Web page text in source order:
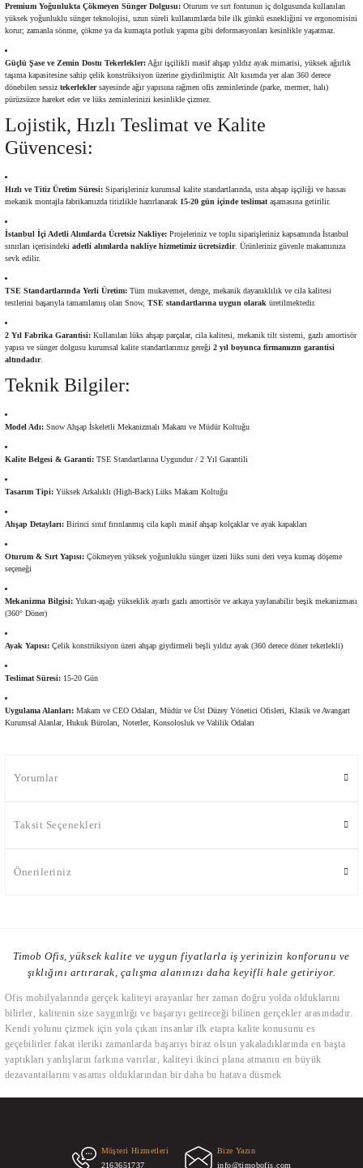
Premium Yoğunlukta Çökmeyen Sünger Dolgusu: Oturum ve sırt fontunun iç dolgusunda kullanılan
yüksek yoğunluklu sünger teknolojisi, uzun süreli kullanımlarda bile ilk günkü esnekliğini ve ergonomisini
korur; zamanla sönme, çökme ya da kumaşta potluk yapma gibi deformasyonları kesinlikle yaşatmaz.
Güçlü Şase ve Zemin Dostu Tekerlekler: Ağır işçilikli masif ahşap yıldız ayak mimarisi, yüksek ağırlık
taşıma kapasitesine sahip çelik konstrüksiyon üzerine giydirilmiştir. Alt kısımda yer alan 360 derece
dönebilen sessiz tekerleklersayesinde ağır yapısına rağmen ofis zeminlerinde (parke, mermer, halı)
pürüzsüzce hareket eder ve lüks zeminlerinizi kesinlikle çizmez.
Lojistik, Hızlı Teslimat ve Kalite
Güvencesi:
Hızlı ve Titiz Üretim Süresi: Siparişleriniz kurumsal kalite standartlarında, usta ahşap işçiliği ve hassas
mekanik montajla fabrikamızda titizlikle hazırlanarak 15-20 gün içinde teslimat aşamasına getirilir.
İstanbul İçi Adetli Alımlarda Ücretsiz Nakliye: Projeleriniz ve toplu siparişleriniz kapsamında İstanbul
sınırları içerisindeki adetli alımlarda nakliye hizmetimiz ücretsizdir. Ürünleriniz güvenle makamınıza
sevk edilir.
TSE Standartlarında Yerli Üretim: Tüm mukavemet, denge, mekanik dayanıklılık ve cila kalitesi
testlerini başarıyla tamamlamış olan Snow, TSE standartlarına uygun olarak üretilmektedir.
2 Yıl Fabrika Garantisi: Kullanılan lüks ahşap parçalar, cila kalitesi, mekanik tilt sistemi, gazlı amortisör
yapısı ve sünger dolgusu kurumsal kalite standartlarımız gereği 2 yıl boyunca firmamızın garantisi
altındadır.
Teknik Bilgiler:
Model Adı: Snow Ahşap İskeletli Mekanizmalı Makam ve Müdür Koltuğu
Kalite Belgesi & Garanti: TSE Standartlarına Uygundur / 2 Yıl Garantili
Tasarım Tipi: Yüksek Arkalıklı (High-Back) Lüks Makam Koltuğu
Ahşap Detayları: Birinci sınıf fırınlanmış cila kaplı masif ahşap kolçaklar ve ayak kapakları
Oturum & Sırt Yapısı: Çökmeyen yüksek yoğunluklu sünger üzeri lüks suni deri veya kumaş döşeme
seçeneği
Mekanizma Bilgisi: Yukarı-aşağı yükseklik ayarlı gazlı amortisör ve arkaya yaylanabilir beşik mekanizması
(360° Döner)
Ayak Yapısı: Çelik konstrüksiyon üzeri ahşap giydirmeli beşli yıldız ayak (360 derece döner tekerlekli)
Teslimat Süresi: 15-20 Gün
Uygulama Alanları: Makam ve CEO Odaları, Müdür ve Üst Düzey Yönetici Ofisleri, Klasik ve Avangart
Kurumsal Alanlar, Hukuk Büroları, Noterler, Konsolosluk ve Valilik Odaları
Yorumlar
Taksit Seçenekleri
Önerileriniz
Timob Ofis, yüksek kalite ve uygun fiyatlarla iş yerinizin konforunu ve
şıklığını artırarak, çalışma alanınızı daha keyifli hale getiriyor.
Ofis mobilyalarında gerçek kaliteyi arayanlar her zaman doğru yolda olduklarını
bilirler, kalitenin size saygınlığı ve başarıyı getireceği bilinen gerçekler arasındadır.
Kendi yolunu çizmek için yola çıkan insanlar ilk etapta kalite konusunu es
geçebilirler fakat ileriki zamanlarda başarıyı biraz olsun yakaladıklarında en başta
yaptıkları yanlışların farkına varırlar, kaliteyi ikinci plana atmanın en büyük
dezavantajlarını yaşamış olduklarından bir daha bu hataya düşmek
büyük sebep ise çağın getirdiği yenilikleri karşılayamamış olmasıdır. Bu iki kavramı
Müşteri Hizmetleri
2163651737
Bize Yazın
info@timobofis.com